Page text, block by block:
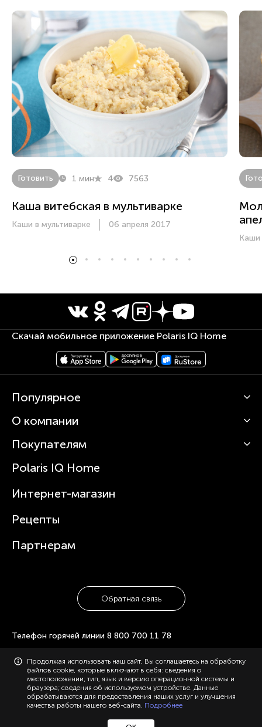
Готовить 1 мин 4 7563
Каша витебская в мультиварке
Каши в мультиварке 06 апреля 2017
Каши
Скачай мобильное приложение Polaris IQ Home
Популярное
Кофемашины
Вертикальные пылесосы
Зубные щетки и ирригаторы
Увлажнители
Посуда
О компании
О Polaris
Статьи
Покупателям
Сервисные центры
Где купить
Polaris IQ Home
Интернет-магазин
Рецепты
Партнерам
Обратная связь
Телефон горячей линии 8 800 700 11 78
© 2006-2026 «Polaris». Все права защищены. Использование
материалов с сайта polaris.ru возможно только с разрешения
администрации, с указанием активной ссылки на сайт.
Конфиденциальность
Карта сайта
Продолжая использовать наш сайт, Вы соглашаетесь на обработку
файлов cookie, которые включают в себя: сведения о
местоположении; тип, язык и версию операционной системы и
браузера; сведения об используемом устройстве. Данные
обрабатываются для предоставления наших услуг и улучшения
качества работы нашего веб-сайта. Подробнее